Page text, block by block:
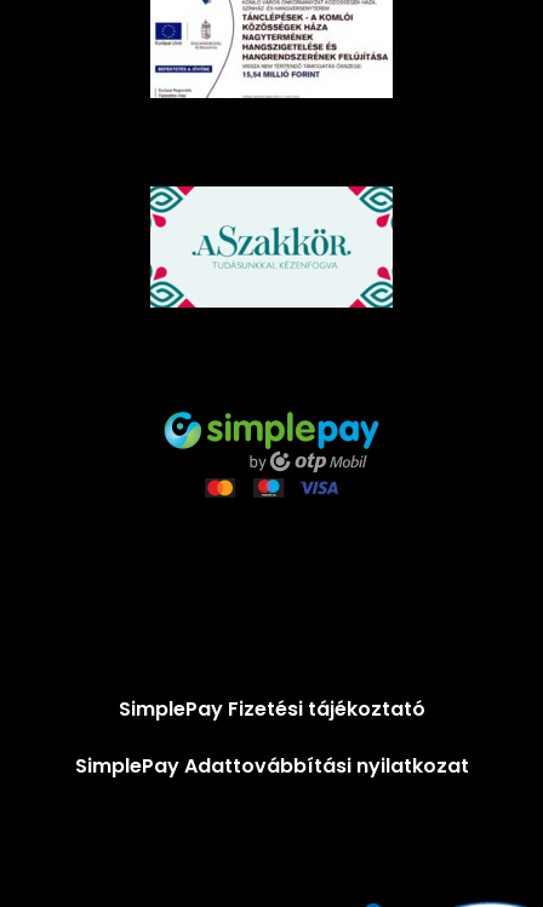
SimplePay Fizetési tájékoztató
SimplePay Adattovábbítási nyilatkozat